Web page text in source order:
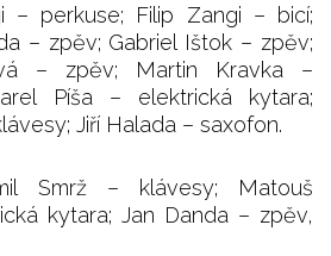
– perkuse; Filip Zangi – bicí;
– zpěv; Gabriel Ištok – zpěv;
– zpěv; Martin Kravka –
Píša – elektrická kytara;
Jiří Halada – saxofon.
Smrž – klávesy; Matouš
kytara; Jan Danda – zpěv,